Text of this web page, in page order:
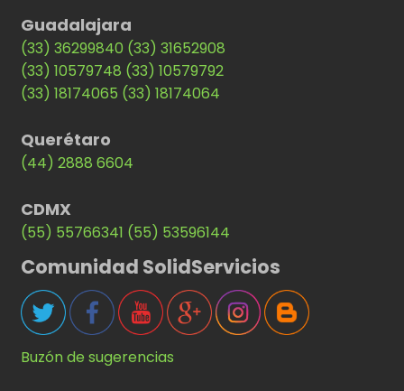
Guadalajara
(33) 36299840 (33) 31652908
(33) 10579748 (33) 10579792
(33) 18174065 (33) 18174064
Querétaro
(44) 2888 6604
CDMX
(55) 55766341 (55) 53596144
Comunidad SolidServicios
Buzón de sugerencias